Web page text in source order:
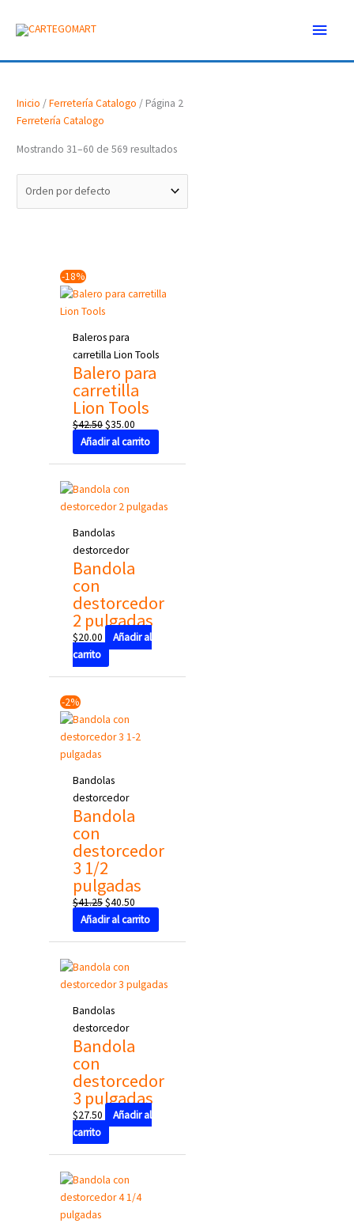
Menú
Inicio /Ferretería Catalogo / Página 2
Ferretería Catalogo
Mostrando 31–60 de 569 resultados
-18%
Baleros para
carretilla Lion Tools
Balero para
carretilla
Lion Tools
$42.50
was:
$42.50.
$35.00
is:
Añadir al carrito
Bandolas
destorcedor
Bandola
con
destorcedor
2 pulgadas
$20.00
Añadir al
carrito
-2%
Bandolas
destorcedor
Bandola
con
destorcedor
3 1/2
pulgadas
$41.25
was:
$41.25.
$40.50
$40.50.
Añadir al carrito
Bandolas
destorcedor
Bandola
con
destorcedor
3 pulgadas
$27.50
Añadir al
carrito